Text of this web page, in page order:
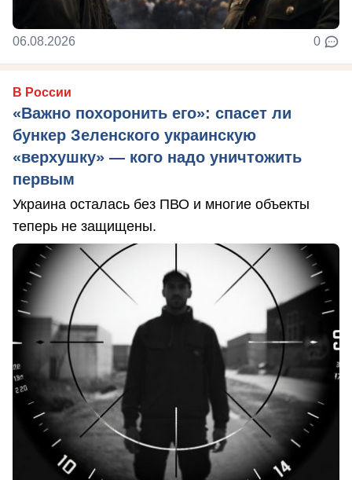
06.08.2026 0
В России
«Важно похоронить его»: спасет ли
бункер Зеленского украинскую
«верхушку» — кого надо уничтожить
первым
Украина осталась без ПВО и многие объекты
теперь не защищены.